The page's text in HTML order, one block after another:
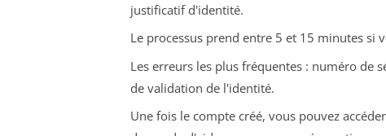
justificatif d'identité.
Le processus prend entre 5 et 15 minutes si
Les erreurs les plus fréquentes : numéro de
de validation de l'identité.
Une fois le compte créé, vous pouvez